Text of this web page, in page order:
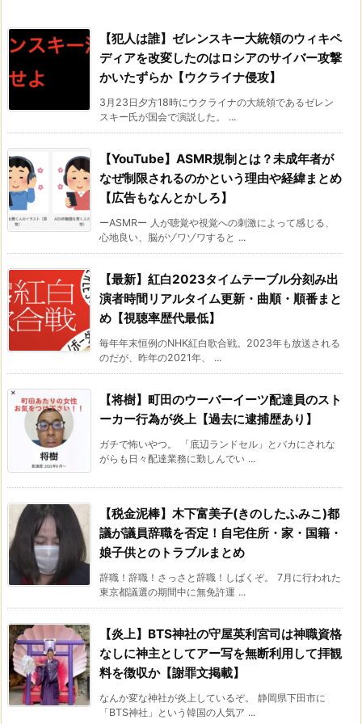
【犯人は誰】ゼレンスキー大統領のウィキペ
ディアを改変したのはロシアのサイバー攻撃
かいたずらか【ウクライナ侵攻】
3月23日夕方18時にウクライナの大統領であるゼレン
スキー氏が国会で演説した。 ...
【YouTube】ASMR規制とは？未成年者が
なぜ制限されるのかという理由や経緯まとめ
【広告もなんとかしろ】
ーASMRー 人が聴覚や視覚への刺激によって感じる、
心地良い、脳がゾワゾワすると ...
【最新】紅白2023タイムテーブル分刻み出
演者時間リアルタイム更新・曲順・順番まと
め【視聴率歴代最低】
毎年年末恒例のNHK紅白歌合戦。2023年も放送される
のだが、昨年の2021年、 ...
【将樹】町田のウーバーイーツ配達員のスト
ーカー行為が炎上【過去に逮捕歴あり】
ガチで怖いやつ。 「底辺ランドセル」とバカにされな
がらも日々配達業務に勤しんでい ...
【税金泥棒】木下富美子(きのしたふみこ)都
議が議員辞職を否定！自宅住所・家・国籍・
娘子供とのトラブルまとめ
辞職！辞職！さっさと辞職！しばくぞ。 7月に行われた
東京都議選の期間中に無免許運 ...
【炎上】BTS神社の守屋英利宮司は神職資格
なしに神主としてアー写を無断利用して拝観
料を徴収か【謝罪文掲載】
なんか変な神社が炎上しているぞ。 静岡県下田市に
「BTS神社」という韓国の人気ア ...